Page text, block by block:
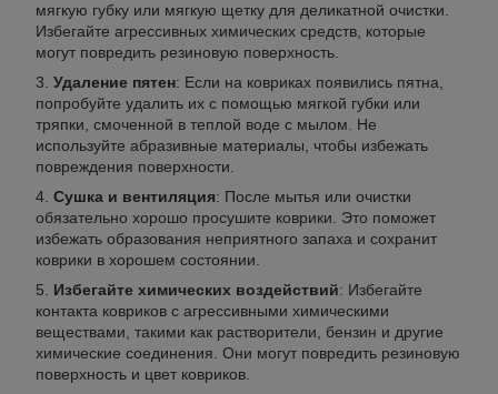
мягкую губку или мягкую щетку для деликатной очистки.
Избегайте агрессивных химических средств, которые
могут повредить резиновую поверхность.
Удаление пятен: Если на ковриках появились пятна,
попробуйте удалить их с помощью мягкой губки или
тряпки, смоченной в теплой воде с мылом. Не
используйте абразивные материалы, чтобы избежать
повреждения поверхности.
Сушка и вентиляция: После мытья или очистки
обязательно хорошо просушите коврики. Это поможет
избежать образования неприятного запаха и сохранит
коврики в хорошем состоянии.
Избегайте химических воздействий: Избегайте
контакта ковриков с агрессивными химическими
веществами, такими как растворители, бензин и другие
химические соединения. Они могут повредить резиновую
поверхность и цвет ковриков.